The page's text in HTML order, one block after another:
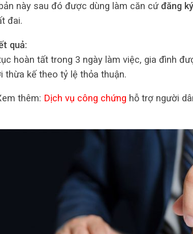
này sau đó được dùng làm căn cứđăng
đai.
quả:
hoàn tất trong 3 ngày làm việc, gia đình
thừa kế theo tỷ lệ thỏa thuận.
thêm: Dịch vụ công chứng hỗ trợ người